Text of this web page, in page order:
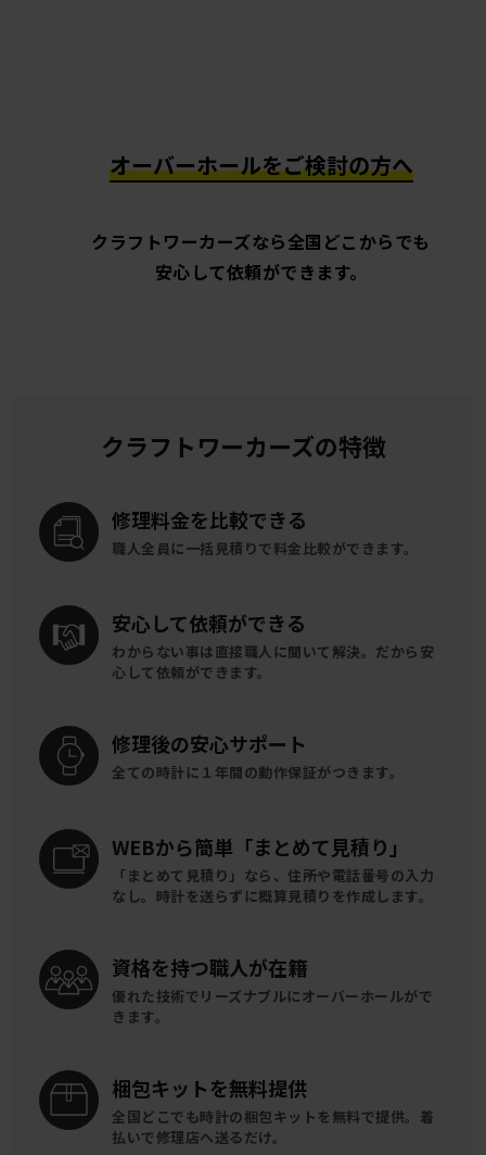
オーバーホールをご検討の方へ
クラフトワーカーズなら全国どこからでも
安心して依頼ができます。
クラフトワーカーズの特徴
修理料金を比較できる
職人全員に一括見積りで料金比較ができます。
安心して依頼ができる
わからない事は直接職人に聞いて解決。 だから安
心して依頼ができます。
修理後の安心サポート
全ての時計に １年間の動作保証がつきます。
WEBから簡単 「まとめて見積り」
「まとめて見積り」なら、住所や電話番号の入力
なし。時計を送らずに概算見積りを作成します。
資格を持つ職人が在籍
優れた技術でリーズナブルにオーバーホールがで
きます。
梱包キットを無料提供
全国どこでも時計の梱包キットを 無料で提供。 着
払いで修理店へ送るだけ。